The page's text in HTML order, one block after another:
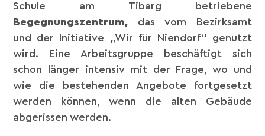
Schule am Tibarg betriebene
Begegnungszentrum, das vom Bezirksamt
und der Initiative „Wir für Niendorf“ genutzt
wird. Eine Arbeitsgruppe beschäftigt sich
schon länger intensiv mit der Frage, wo und
wie die bestehenden Angebote fortgesetzt
werden können, wenn die alten Gebäude
abgerissen werden.